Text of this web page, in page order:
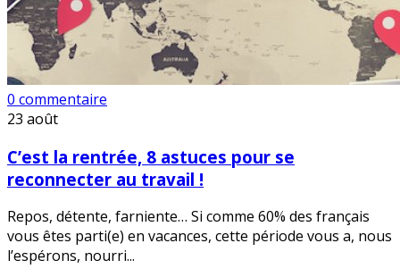
0 commentaire
23 août
C’est la rentrée, 8 astuces pour se
reconnecter au travail !
Repos, détente, farniente… Si comme 60% des français
vous êtes parti(e) en vacances, cette période vous a, nous
l’espérons, nourri...